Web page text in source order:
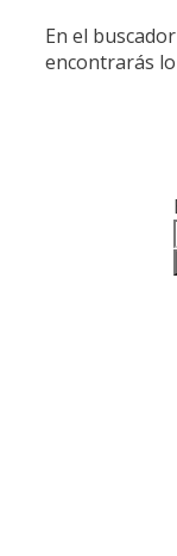
En el
encontrarás